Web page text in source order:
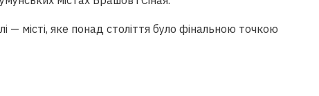
місті, яке понад століття було фінальною точкою